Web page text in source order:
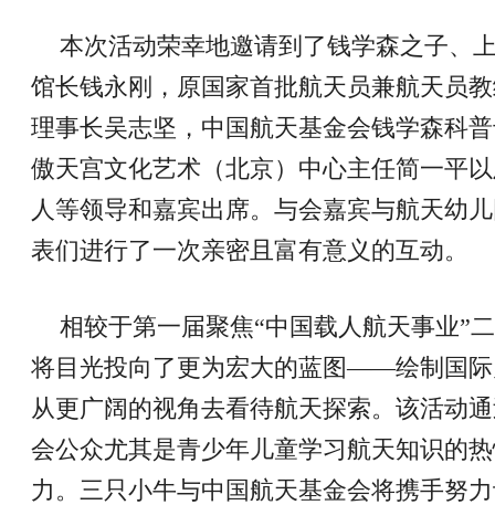
本次活动荣幸地邀请到了钱学森之子、
馆长钱永刚，原国家首批航天员兼航天员
理事长吴志坚，中国航天基金会钱学森科
傲天宫文化艺术（北京）中心主任简一平
人等领导和嘉宾出席。与会嘉宾与航天幼
表们进行了一次亲密且富有意义的互动。
相较于第一届聚焦“中国载人航天事业”
将目光投向了更为宏大的蓝图——绘制国
从更广阔的视角去看待航天探索。该活动
会公众尤其是青少年儿童学习航天知识的
力。三只小牛与中国航天基金会将携手努